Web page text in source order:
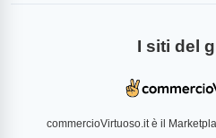
I siti del
commercioVirtuoso.it è il